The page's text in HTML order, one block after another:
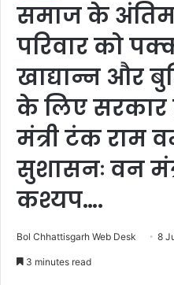
समाज के
परिवार को
खाद्यान्न और
के लिए सरकार
मंत्री टंक राम
सुशासनः वन
कश्यप….
Bol Chhattisgarh Web Desk 8
3 minutes read